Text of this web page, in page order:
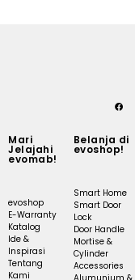
Mari
Jelajahi
evomab!
evoshop
E-Warranty
Katalog
Ide &
Inspirasi
Tentang
Kami
Belanja di
evoshop!
Smart Home
Smart Door
Lock
Door Handle
Mortise &
Cylinder
Accessories